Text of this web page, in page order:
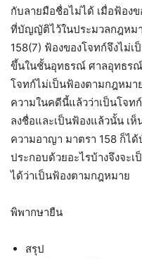
กับลายมือชื่อไม่ได้ เมื่อฟ้อง
ที่บัญญัติไว้ในประมวลกฎหม
158(7) ฟ้องของโจทก์จึงไม่
ขึ้นในชั้นอุทธรณ์ ศาลอุทธร
โจทก์ไม่เป็นฟ้องตามกฎหมา
ความในคดีนี้แล้วว่าเป็นโจท
ลงชื่อและเป็นฟ้องแล้วนั้น เ
ความอาญา มาตรา 158 ก็ไ
ประกอบด้วยอะไรบ้างจึงจะ
ได้ว่าเป็นฟ้องตามกฎหมาย
พิพากษายืน
สรุป